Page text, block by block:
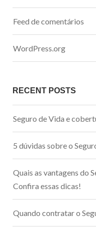
Feed de comentários
WordPress.org
RECENT POSTS
Seguro de Vida e
5 dúvidas sobre o
Quais as vantagens do
Confira essas dicas!
Quando contratar o